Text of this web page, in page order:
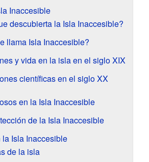
Inaccesible
descubierta la Isla Inaccesible?
llama Isla Inaccesible?
y vida en la isla en el siglo XIX
científicas en el siglo XX
en la Isla Inaccesible
de la Isla Inaccesible
Isla Inaccesible
de la isla